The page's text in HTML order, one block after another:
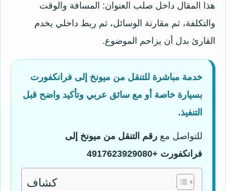
هذا المقال داخل صلب العنوان: المسافة والوقت
والتكلفة، ثم مقارنة الوسائل، ثم ربط داخلي يخدم
القارئ بدل أن يزاحم الموضوع.
خدمة مباشرة للتنقل من ميونخ إلى فرانكفورت
بسيارة خاصة أو مع سائق عربي وتأكيد واضح قبل
التنفيذ.
للتواصل مع رقم التنقل من ميونخ إلى
فرانكفورت +4917623929080
كشاف